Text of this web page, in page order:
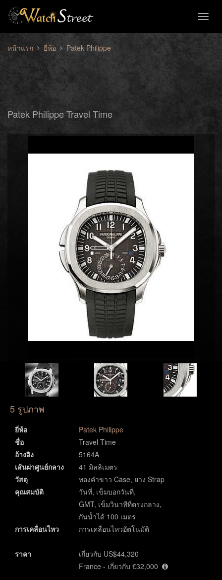
หน้าแรก ยี่ห้อ Patek Philippe
Patek Philippe Travel Time
5 รูปภาพ
ยี่ห้อ
Patek Philippe
ชื่อ
Travel Time
อ้างอิง
5164A
เส้นผ่าศูนย์กลาง
41 มิลลิเมตร
วัสดุ
ทองคำขาว Case, ยาง Strap
คุณสมบัติ
วันที่, เข็มบอกวันที่,
GMT, เข็มวินาทีที่ตรงกลาง,
กันน้ำได้ 100 เมตร
การเคลื่อนไหว
การเคลื่อนไหวอัตโนมัติ
ราคา
เกี่ยวกับ US$44,320
France - เกี่ยวกับ €32,000